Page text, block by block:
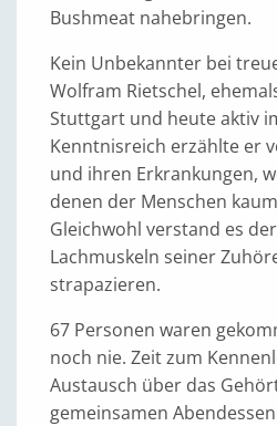
Bushmeat nahebringen.
Kein Unbekannter bei
Wolfram Rietschel,
Stuttgart und heute aktiv
Kenntnisreich erzählte er
und ihren Erkrankungen,
denen der Menschen
Gleichwohl verstand es
Lachmuskeln seiner
strapazieren.
67 Personen waren
noch nie. Zeit zum
Austausch über das
gemeinsamen